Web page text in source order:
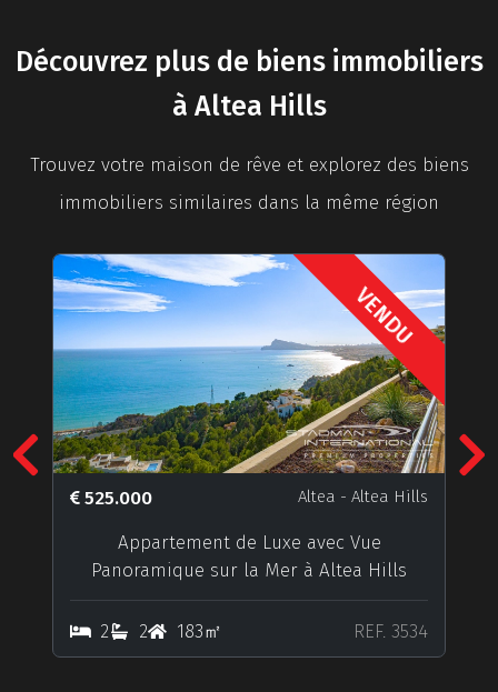
Découvrez plus de biens immobiliers
à Altea Hills
Trouvez votre maison de rêve et explorez des biens
immobiliers similaires dans la même région
VENDU
525.000 Altea - Altea Hills
Appartement de Luxe avec Vue
Panoramique sur la Mer à Altea Hills
2 2 183㎡ REF. 3534
Previous